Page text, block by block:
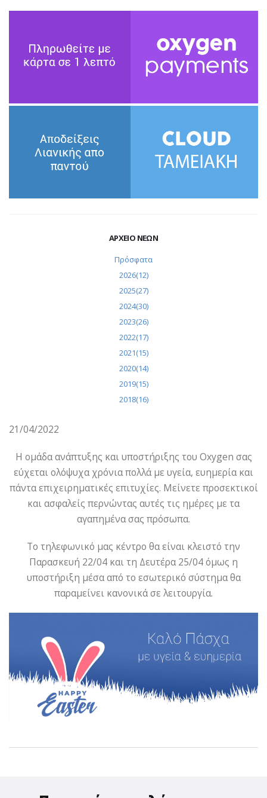
ΑΡΧΕΙΟ ΝΕΩΝ
Πρόσφατα
2026(12)
2025(27)
2024(30)
2023(26)
2022(17)
2021(15)
2020(14)
2019(15)
2018(16)
21/04/2022
Η ομάδα ανάπτυξης και υποστήριξης του Oxygen σας
εύχεται ολόψυχα χρόνια πολλά με υγεία, ευημερία και
πάντα επιχειρηματικές επιτυχίες. Μείνετε προσεκτικοί
και ασφαλείς περνώντας αυτές τις ημέρες με τα
αγαπημένα σας πρόσωπα.
Το τηλεφωνικό μας κέντρο θα είναι κλειστό την
Παρασκευή 22/04 και τη Δευτέρα 25/04 όμως η
υποστήριξη μέσα από το εσωτερικό σύστημα θα
παραμείνει κανονικά σε λειτουργία.